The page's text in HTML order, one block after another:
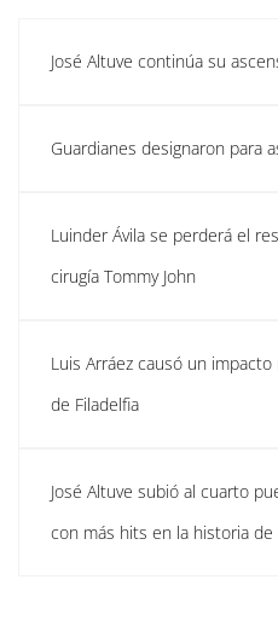
José Altuve continúa su
Guardianes designaron para
Luinder Ávila se perderá el
cirugía Tommy John
Luis Arráez causó un
de Filadelfia
José Altuve subió al cuarto
con más hits en la historia de